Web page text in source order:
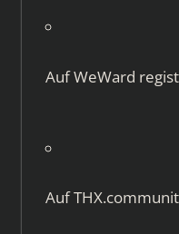
AufWeWard
Auf